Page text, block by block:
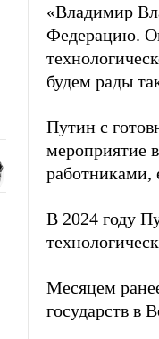
«Владимир
Федерацию.
будем рады
Путин с
мероприятие
работниками,
В 2024 году
Месяцем
государств в